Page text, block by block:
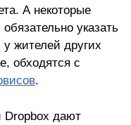
А некоторые
указать
жителей других
обходятся с
.
Dropbox дают